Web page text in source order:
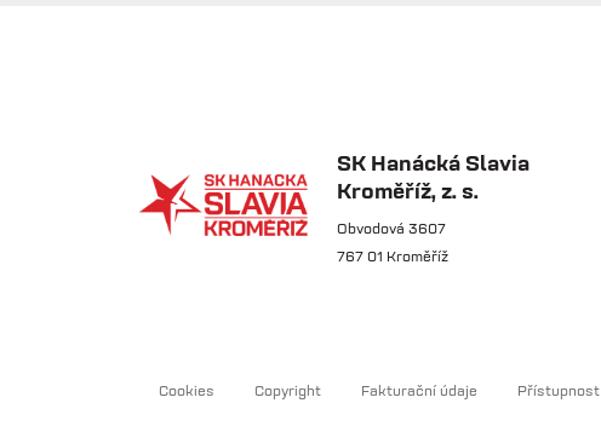
nastoupíme v této základní
sestavě.
SK Hanácká Slavia
Kroměříž, z. s.
Obvodová 3607
767 01 Kroměříž
Cookies Copyright Fakturační údaje Přístupnost